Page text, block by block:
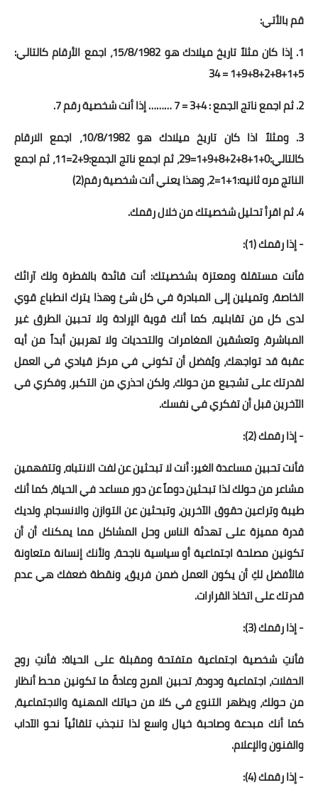
المرأة والطفل
ثقافة
بداية tv
حوادث
قم بالأتي:
1. إذا كان مثلاً تاريخ ميلادك هو 15/8/1982، اجمع الأرقام كالتالي:
5+1+8+2+8+9+1 = 34
2. ثم اجمع ناتج الجمع : 4+3 = 7 ……… إذا أنت شخصية رقم 7.
3. ومثلاً اذا كان تاريخ ميلادك هو 10/8/1982، اجمع الارقام
كالتالي:0+1+8+2+8+9+1=29، ثم اجمع ناتج الجمع:9+2=11، ثم اجمع
الناتج مره ثانيه:1+1=2، وهذا يعني أنت شخصية رقم(2)
4. ثم اقرأ تحليل شخصيتك من خلال رقمك.
- إذا رقمك (1):
فأنت مستقلة ومعتزة بشخصيتك: أنت قائدة بالفطرة ولك آرائك
الخاصة، وتميلين إلى المبادرة في كل شئ وهذا يترك انطباع قوي
لدى كل من تقابليه، كما أنك قوية الإرادة ولا تحبين الطرق غير
المباشرة، وتعشقين المغامرات والتحديات ولا تهربين أبداً من أيه
عقبة قد تواجهك، ويُفضل أن تكوني في مركز قيادي في العمل
لقدرتك على تشجيع من حولك، ولكن احذري من التكبر، وفكري في
الآخرين قبل أن تفكري في نفسك.
- إذا رقمك (2):
فأنت تحبين مساعدة الغير: أنت لا تبحثين عن لفت الانتباه، وتتفهمين
مشاعر من حولك لذا تبحثين دوماً عن دور مساعد في الحياة، كما أنك
طيبة وتراعين حقوق الآخرين، وتبحثين عن التوازن والانسجام، ولديك
قدرة مميزة على تهدئة الناس وحل المشاكل مما يمكنك أن أن
تكونين مصلحة اجتماعية أو سياسية ناجحة، ولأنك إنسانة متعاونة
فالأفضل لكِ أن يكون العمل ضمن فريق، ونقطة ضعفك هي عدم
قدرتك على اتخاذ القرارات.
- إذا رقمك (3):
فأنتِ شخصية اجتماعية متفتحة ومقبلة على الحياة: فأنتِ روح
الحفلات، اجتماعية ودودة، تحبين المرح وعادةً ما تكونين محط أنظار
من حولك، ويظهر التنوع في كلا من حياتك المهنية والاجتماعية،
كما أنك مبدعة وصاحبة خيال واسع لذا تنجذب تلقائياً نحو الآداب
والفنون والإعلام.
- إذا رقمك (4):